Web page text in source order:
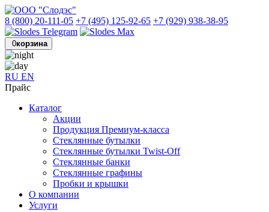
8 (800) 20-111-05 +7 (495) 125-92-65 +7 (929) 938-38-95
0корзина
RU EN
Прайс
Каталог
Акции
Продукция Премиум-класса
Стеклянные бутылки
Стеклянные бутылки Twist-Off
Стеклянные банки
Стеклянные графины
Пробки и крышки
О компании
Услуги